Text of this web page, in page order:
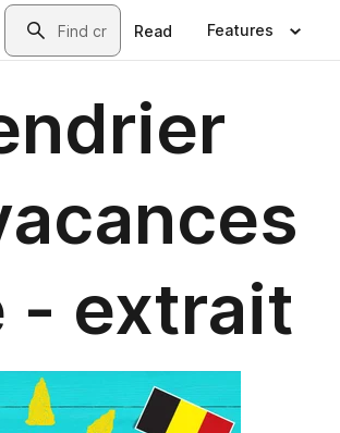
Search
Read Features
- extrait